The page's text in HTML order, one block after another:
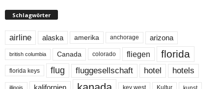
Schlagwörter
airline alaska amerika anchorage arizona
british columbia Canada colorado fliegen florida
florida keys flug fluggesellschaft hotel hotels
illinois key west Kultur kunst